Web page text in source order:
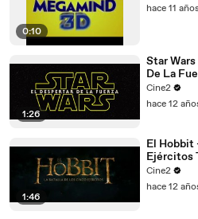
0:10
hace 11
1:26
Star
De La
1080p]
Cine2
hace 12
1:46
El Hobbit
Ejércitos
Cine2
hace 12